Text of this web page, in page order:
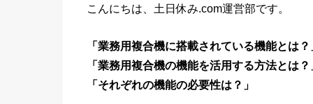
こんにちは、土日休み.com運営部です。
「業務用複合機に搭載されている機能とは？
「業務用複合機の機能を活用する方法とは？
「それぞれの機能の必要性は？」